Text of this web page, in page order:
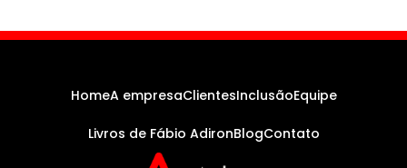
HomeA empresaClientesInclusãoEquipe
Livros de Fábio AdironBlogContato